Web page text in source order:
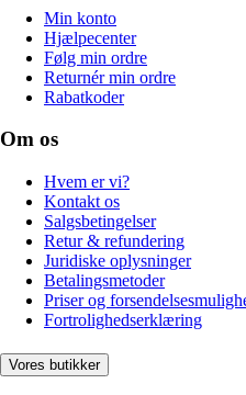
Min konto
Hjælpecenter
Følg min ordre
Returnér min ordre
Rabatkoder
Om os
Hvem er vi?
Kontakt os
Salgsbetingelser
Retur & refundering
Juridiske oplysninger
Betalingsmetoder
Priser og
Fortrolighedserklæring
Vores butikker